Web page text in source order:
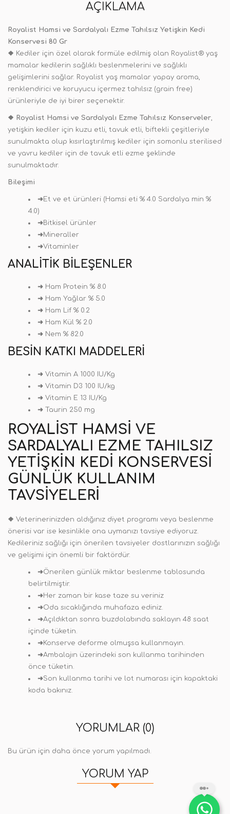
AÇIKLAMA
Royalist Hamsi ve Sardalyalı Ezme Tahılsız Yetişkin Kedi
Konservesi 80 Gr
❖ Kediler için özel olarak formüle edilmiş olan Royalist® yaş
mamalar kedilerin sağlıklı beslenmelerini ve sağlıklı
gelişimlerini sağlar. Royalist yaş mamalar yapay aroma,
renklendirici ve koruyucu içermez tahılsız (grain free)
ürünleriyle de iyi birer seçenektir.
❖ Royalist Hamsi ve Sardalyalı Ezme Tahılsız Konserveler,
yetişkin kediler için kuzu etli, tavuk etli, biftekli çeşitleriyle
sunulmakta olup kısırlaştırılmış kediler için somonlu sterilised
ve yavru kediler için de tavuk etli ezme şeklinde
sunulmaktadır.
Bileşimi
➜Et ve et ürünleri (Hamsi eti % 4.0 Sardalya min %
4.0)
➜Bitkisel ürünler
➜Mineraller
➜Vitaminler
ANALITIK BILEŞENLER
➜ Ham Protein % 8.0
➜ Ham Yağlar % 5.0
➜ Ham Lif % 0.2
➜ Ham Kül % 2.0
➜ Nem % 82.0
BESIN KATKI MADDELERI
➜ Vitamin A 1000 IU/Kg
➜ Vitamin D3 100 IU/kg
➜ Vitamin E 13 IU/Kg
➜ Taurin 250 mg
ROYALIST HAMSI VE
SARDALYALI EZME TAHILSIZ
YETIŞKIN KEDI KONSERVESI
GÜNLÜK KULLANIM
TAVSIYELERI
❖ Veterinerinizden aldığınız diyet programı veya beslenme
önerisi var ise kesinlikle ona uymanızı tavsiye ediyoruz.
Kedileriniz sağlığı için önerilen tavsiyeler dostlarınızın sağlığı
ve gelişimi için önemli bir faktördür.
➜Önerilen günlük miktar beslenme tablosunda
belirtilmiştir.
➜Her zaman bir kase taze su veriniz
➜Oda sıcaklığında muhafaza ediniz.
➜Açıldıktan sonra buzdolabında saklayın 48 saat
içinde tüketin.
➜Konserve deforme olmuşsa kullanmayın.
➜Ambalajın üzerindeki son kullanma tarihinden
önce tüketin.
➜Son kullanma tarihi ve lot numarası için kapaktaki
koda bakınız.
YORUMLAR (0)
Bu ürün için daha önce yorum yapılmadı.
YORUM YAP